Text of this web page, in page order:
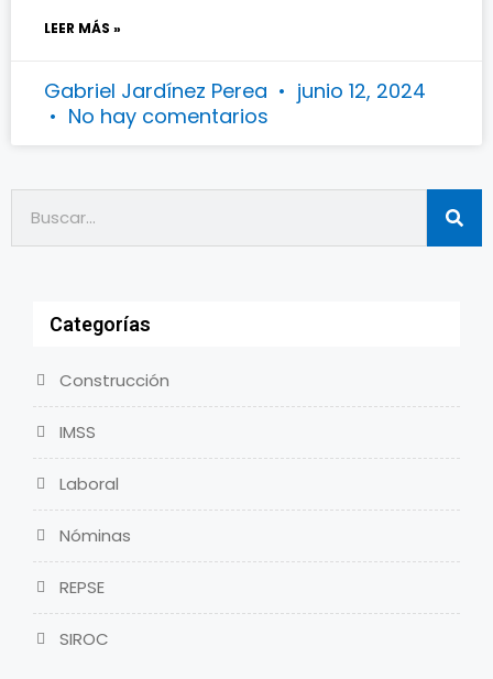
LEER MÁS »
Gabriel Jardínez Perea
junio 12, 2024
No hay comentarios
Categorías
Construcción
IMSS
Laboral
Nóminas
REPSE
SIROC